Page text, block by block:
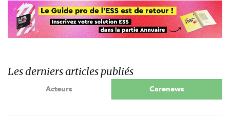
Les derniers articles publiés
Acteurs Carenews